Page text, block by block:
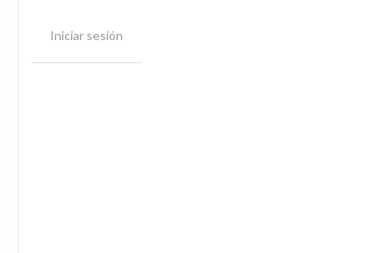
Iniciar sesión